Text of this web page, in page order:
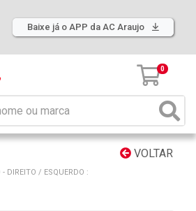
Baixe já o APP da AC Araujo
0
VOLTAR
- DIREITO / ESQUERDO :